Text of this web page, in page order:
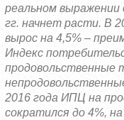
реальном выражении
гг. начнет расти. В
вырос на 4,5% –
Индекс
продовольственные
2016 года ИПЦ на
сократился до 4%,